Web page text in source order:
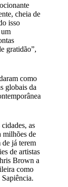
cheia de
isso
gratidão”,
como
globais da
as
milhões de
de já terem
de artistas
Brown a
como